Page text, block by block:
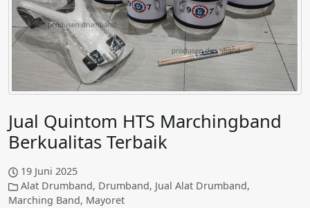
Jual Quintom HTS Marchingband
Berkualitas Terbaik
19 Juni 2025
Alat Drumband, Drumband, Jual Alat Drumband,
Marching Band, Mayoret